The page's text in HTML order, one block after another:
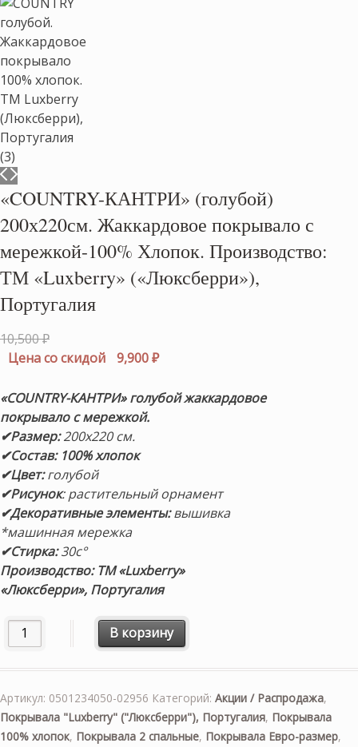
«COUNTRY-КАНТРИ» (голубой)
200х220см. Жаккардовое покрывало с
мережкой-100% Хлопок. Производство:
ТМ «Luxberry» («Люксберри»),
Португалия
10,500₽Первоначальная
цена
10,500 ₽.
Цена со скидой 9,900₽Текущая
9,900 ₽.
«COUNTRY-КАНТРИ» голубойжаккардовое
покрывалос мережкой.
✔Размер:200х220 см.
✔Состав: 100% хлопок
✔Цвет:голубой
✔Рисунок: растительный орнамент
✔Декоративные элементы:вышивка
*машинная мережка
✔Стирка:30с°
Производство: ТМ «Luxberry»
«Люксберри», Португалия
Количество товара «COUNTRY-КАНТРИ» (голубой)
В корзину
Артикул: 0501234050-02956 Категорий: Акции / Распродажа,
Покрывала "Luxberry" ("Люксберри"), Португалия, Покрывала
100% хлопок, Покрывала 2 спальные, Покрывала Евро-размер,